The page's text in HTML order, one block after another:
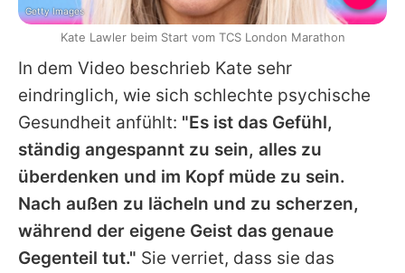
In dem Video beschrieb Kate sehr
eindringlich, wie sich schlechte psychische
Gesundheit anfühlt: "Es ist das Gefühl,
ständig angespannt zu sein, alles zu
überdenken und im Kopf müde zu sein.
Nach außen zu lächeln und zu scherzen,
während der eigene Geist das genaue
Gegenteil tut." Sie verriet, dass sie das
Getty Images
Kate Lawler beim Start vom TCS London Marathon